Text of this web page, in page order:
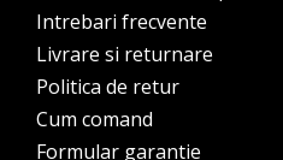
Intrebari frecvente
Livrare si returnare
Politica de retur
Cum comand
Formular garantie